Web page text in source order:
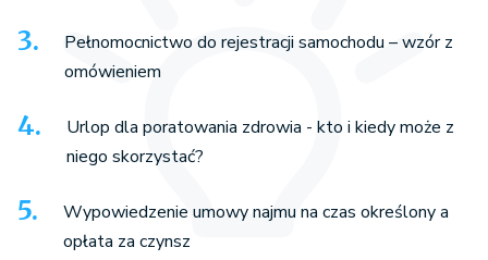
Pełnomocnictwo do rejestracji samochodu – wzór z
omówieniem
Urlop dla poratowania zdrowia - kto i kiedy może z
niego skorzystać?
Wypowiedzenie umowy najmu na czas określony a
opłata za czynsz